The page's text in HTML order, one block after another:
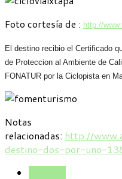
Foto cortesía de : http://
El destino recibio el Certificado
de Proteccion al Ambiente de
FONATUR por la Ciclopista en
Notas
relacionadas: http://
destino-dos-por-uno-